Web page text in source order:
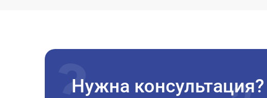
Нужна консультация?